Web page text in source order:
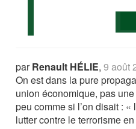
parRenault HÉLIE,9 août
On est dans la pure
union économique, pas
peu comme si l’on disait :
lutter contre le terrorisme